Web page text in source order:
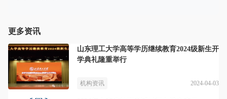
更多资讯
山东理工大学高等学历继续教育2024级新生开
学典礼隆重举行
机构资讯 2024-04-03